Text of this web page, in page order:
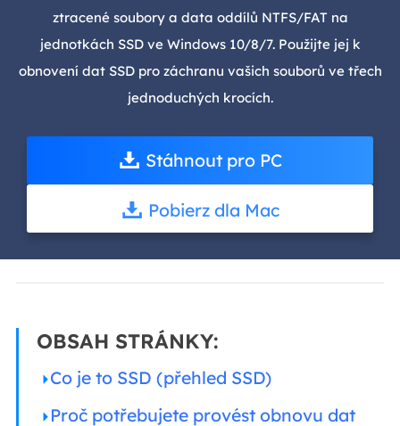
ztracené soubory a data oddílů NTFS/FAT na
jednotkách SSD ve Windows 10/8/7. Použijte jej k
obnovení dat SSD pro záchranu vašich souborů ve třech
jednoduchých krocích.
Stáhnout pro PC
Pobierz dla Mac
OBSAH STRÁNKY:
Co je to SSD (přehled SSD)
Proč potřebujete provést obnovu dat